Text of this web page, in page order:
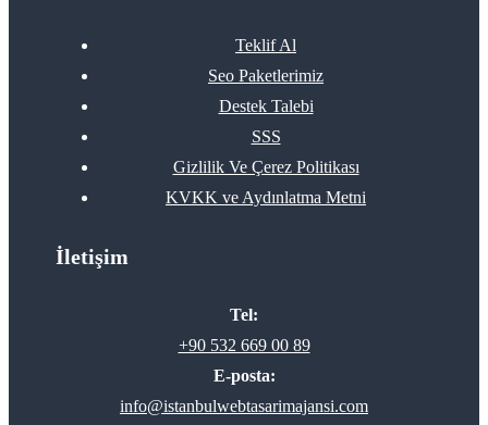
Teklif Al
Seo Paketlerimiz
Destek Talebi
SSS
Gizlilik Ve Çerez Politikası
KVKK ve Aydınlatma Metni
İletişim
Tel:
+90 532 669 00 89
E-posta:
info@istanbulwebtasarimajansi.com